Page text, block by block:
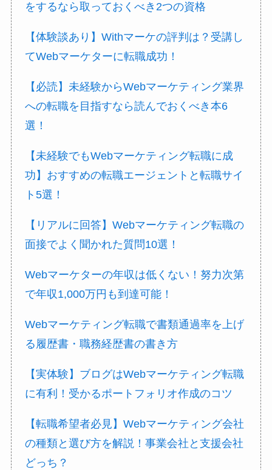
をするなら取っておくべき2つの資格
【体験談あり】Withマーケの評判は？受講し
てWebマーケターに転職成功！
【必読】未経験からWebマーケティング業界
への転職を目指すなら読んでおくべき本6
選！
【未経験でもWebマーケティング転職に成
功】おすすめの転職エージェントと転職サイ
ト5選！
【リアルに回答】Webマーケティング転職の
面接でよく聞かれた質問10選！
Webマーケターの年収は低くない！努力次第
で年収1,000万円も到達可能！
Webマーケティング転職で書類通過率を上げ
る履歴書・職務経歴書の書き方
【実体験】ブログはWebマーケティング転職
に有利！受かるポートフォリオ作成のコツ
【転職希望者必見】Webマーケティング会社
の種類と選び方を解説！事業会社と支援会社
どっち？